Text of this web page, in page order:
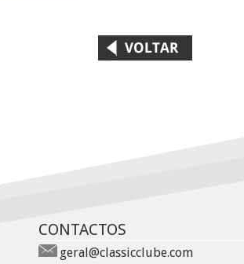
CONTACTOS
geral@classicclube.com